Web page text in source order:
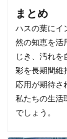
まとめ
ハスの葉にイ
然の知恵を活
じき、汚れ
彩を長期間維
応用が期待さ
私たちの生活
でしょう。